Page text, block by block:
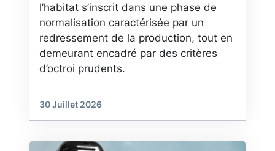
l’habitat s’inscrit dans une phase de
normalisation caractérisée par un
redressement de la production, tout en
demeurant encadré par des critères
d’octroi prudents.
30 Juillet 2026
Image